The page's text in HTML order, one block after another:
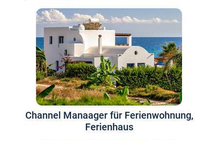
Channel Manaager für Ferienwohnung,
Ferienhaus